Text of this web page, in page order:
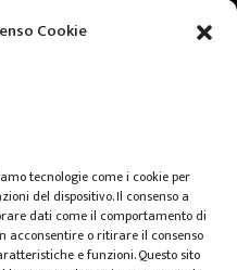
Cookie
tecnologie come i cookie per
del dispositivo. Il consenso a
dati come il comportamento di
acconsentire o ritirare il consenso
e funzioni. Questo sito